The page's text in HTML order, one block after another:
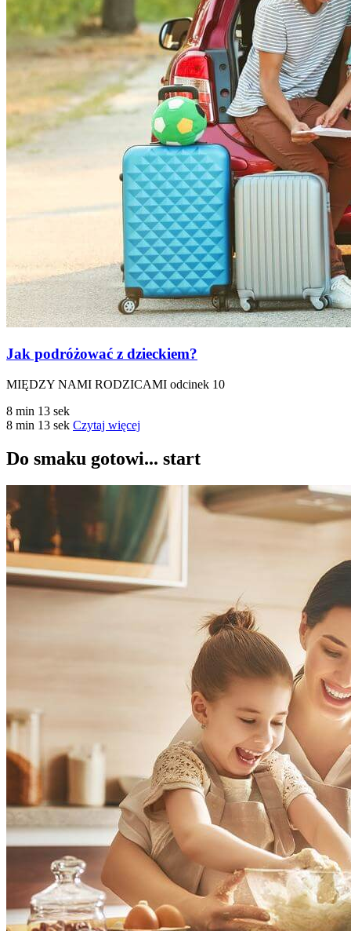
Jak podróżować z dzieckiem?
MIĘDZY NAMI RODZICAMI odcinek 10
8 min 13 sek
8 min 13 sek Czytaj więcej
Do smaku gotowi... start